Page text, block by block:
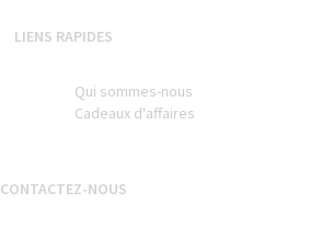
LIENS RAPIDES
Qui sommes-nous
Cadeaux d'affaires
CONTACTEZ-NOUS